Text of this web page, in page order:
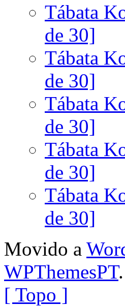
Tábata
de 30]
Tábata
de 30]
Tábata
de 30]
Tábata
de 30]
Tábata
de 30]
Movido a
WPThemesPT.
[ Topo ]